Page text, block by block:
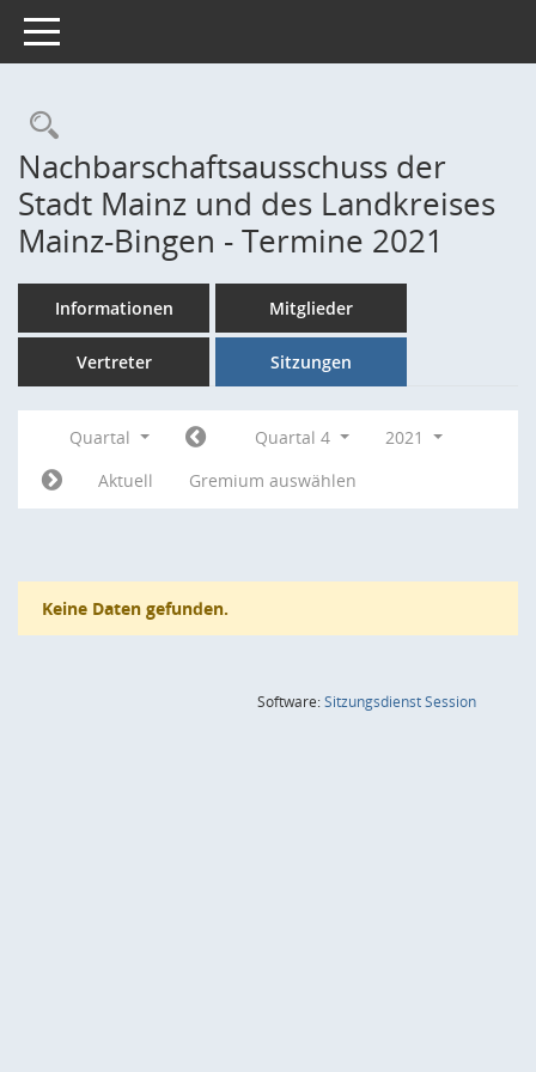
Toggle navigation
Rechercheauswahl
Nachbarschaftsausschuss der
Stadt Mainz und des Landkreises
Mainz-Bingen - Termine 2021
Informationen Mitglieder
Vertreter Sitzungen
Quartal Quartal 4
2021
Aktuell
Gremium auswählen
Keine Daten gefunden.
Software:SitzungsdienstSession(Wird in